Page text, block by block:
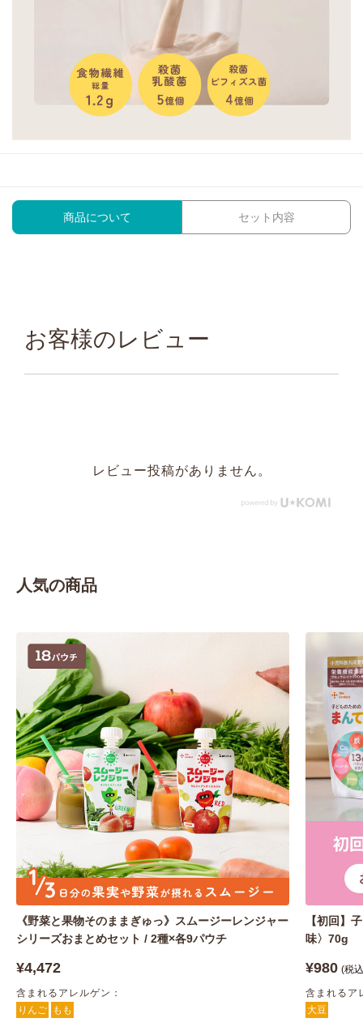
商品について セット内容
お客様のレビュー
レビュー投稿がありません。
人気の商品
《野菜と果物そのままぎゅっ》スムージーレンジャー
シリーズおまとめセット / 2種×各9パウチ
¥4,472
含まれるアレルゲン：
りんご
もも
【初回】
味〉70g
¥980 (税
含まれるア
大豆